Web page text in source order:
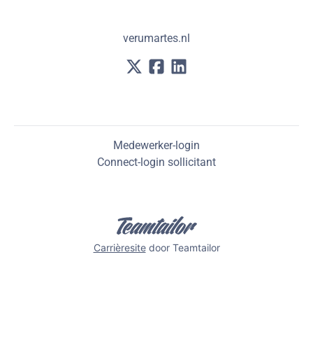
verumartes.nl
Medewerker-login
Connect-login sollicitant
Carrièresitedoor Teamtailor